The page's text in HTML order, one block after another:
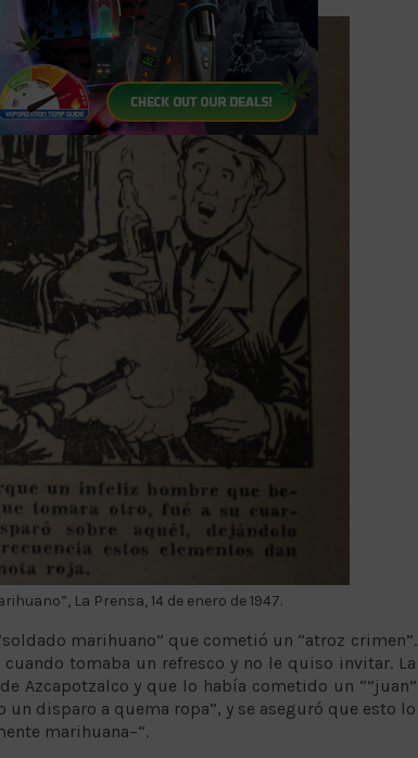
La Prensa, 14 de enero de 1947.
marihuano” que cometió un “atroz crimen”.
tomaba un refresco y no le quiso invitar. La
Azcapotzalco y que lo había cometido un “”juan”
disparo a quema ropa”, y se aseguró que esto lo
marihuana–“.